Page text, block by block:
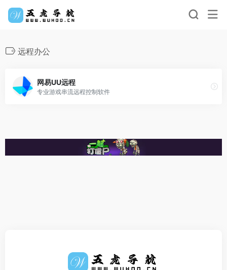
远程办公
网易UU远程
专业游戏串流远程控制软件